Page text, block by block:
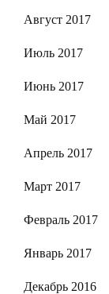
Август 2017
Июль 2017
Июнь 2017
Май 2017
Апрель 2017
Март 2017
Февраль 2017
Январь 2017
Декабрь 2016